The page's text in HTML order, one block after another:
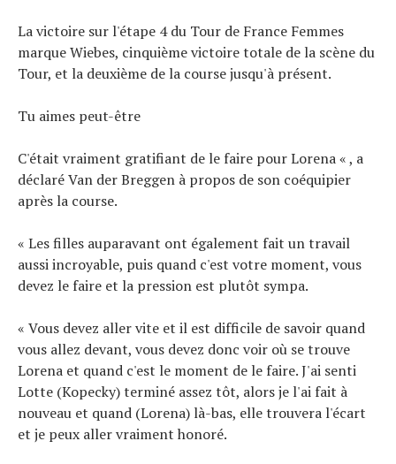
La victoire sur l'étape 4 du Tour de France Femmes
marque Wiebes, cinquième victoire totale de la scène du
Tour, et la deuxième de la course jusqu'à présent.
Tu aimes peut-être
C'était vraiment gratifiant de le faire pour Lorena « , a
déclaré Van der Breggen à propos de son coéquipier
après la course.
« Les filles auparavant ont également fait un travail
aussi incroyable, puis quand c'est votre moment, vous
devez le faire et la pression est plutôt sympa.
« Vous devez aller vite et il est difficile de savoir quand
vous allez devant, vous devez donc voir où se trouve
Lorena et quand c'est le moment de le faire. J'ai senti
Lotte (Kopecky) terminé assez tôt, alors je l'ai fait à
nouveau et quand (Lorena) là-bas, elle trouvera l'écart
et je peux aller vraiment honoré.
Actualités
Technologies
Conseils
Tous nos articles
À propos